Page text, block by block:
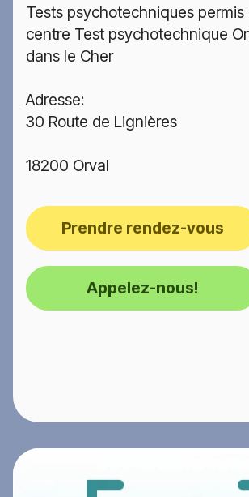
Tests psychotechniques permis
centre Test psychotechnique
dans le Cher
Adresse:
30 Route de Lignières
18200 Orval
Prendre rendez-vous
Appelez-nous!